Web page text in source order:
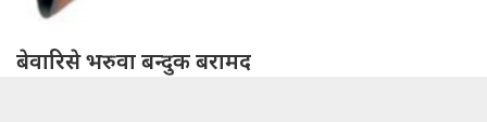
बेवारिसे भरुवा बन्दुक बरामद